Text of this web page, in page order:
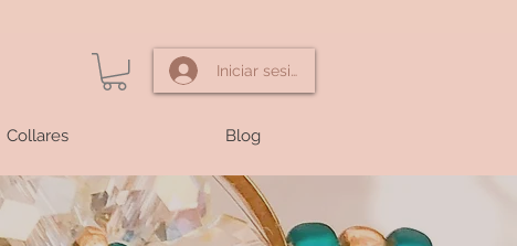
Iniciar sesión
Collares Blog